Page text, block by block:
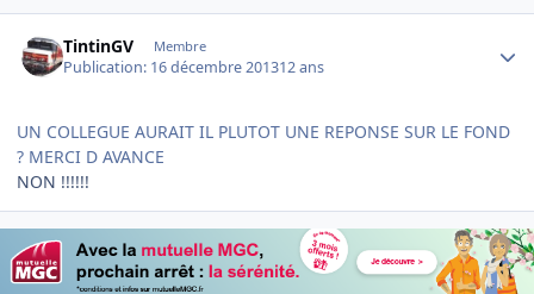
TintinGV Membre
Publication: 16 décembre 201312 ans
UN COLLEGUE AURAIT IL PLUTOT UNE REPONSE SUR LE FOND
? MERCI D AVANCE
NON !!!!!!